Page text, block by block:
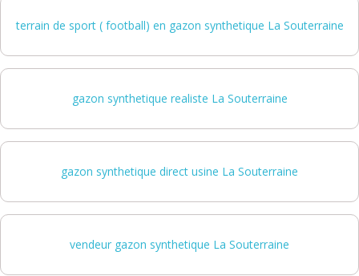
terrain de sport ( football) en gazon synthetique La Souterraine
gazon synthetique realiste La Souterraine
gazon synthetique direct usine La Souterraine
vendeur gazon synthetique La Souterraine